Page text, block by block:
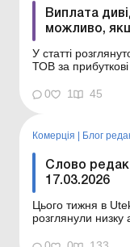
Виплата
можливо,
У статті
ТОВ за
інструкція з
Товариства з
0 1 45
Комерція Блог
Слово
17.03.2026
Цього тижня в
розглянули низку
тижня в Uteka-